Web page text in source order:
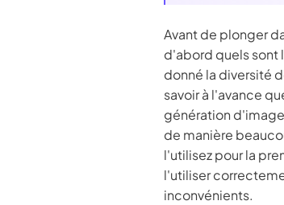
Avant de plonger
d'abord quels sont
donné la diversité
savoir à l'avance
génération
de manière
l'utilisez pour la
l'utiliser
inconvénients.